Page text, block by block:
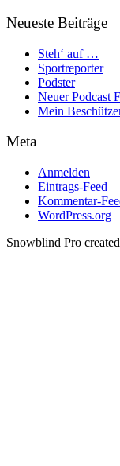
Neueste Beiträge
Steh‘ auf …
Sportreporter
Podster
Neuer Podcast
Mein
Meta
Anmelden
Eintrags-Feed
Kommentar-
WordPress.org
Snowblind Pro